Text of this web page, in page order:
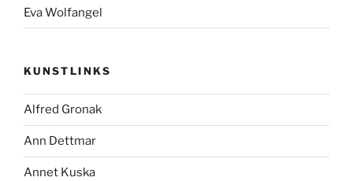
Eva Wolfangel
KUNSTLINKS
Alfred Gronak
Ann Dettmar
Annet Kuska